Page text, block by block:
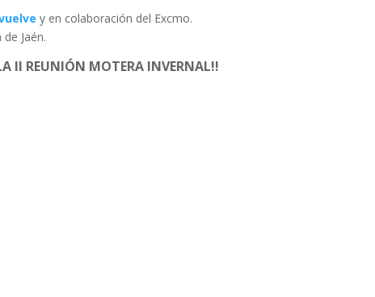
y en colaboración del Excmo.
de Jaén.
II REUNIÓN MOTERA INVERNAL!!